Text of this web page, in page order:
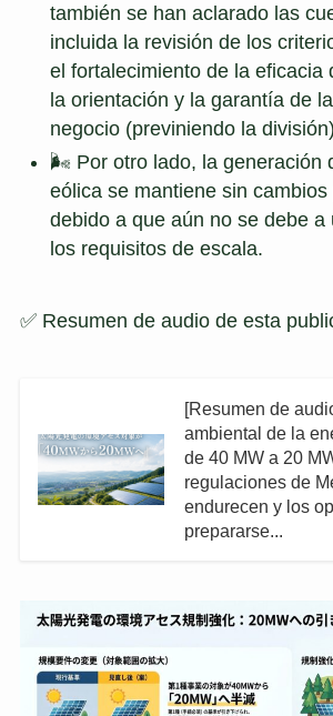
también se han aclarado las
incluida la revisión de los
el fortalecimiento de la eficacia
la orientación y la garantía de
negocio (previniendo la
🌬 Por otro lado, la generación
eólica se mantiene sin
debido a que aún no se debe a
los requisitos de escala.
✅ Resumen de audio de esta
[Resumen de
ambiental de la
de 40 MW a 20
regulaciones de
endurecen y los
prepararse...